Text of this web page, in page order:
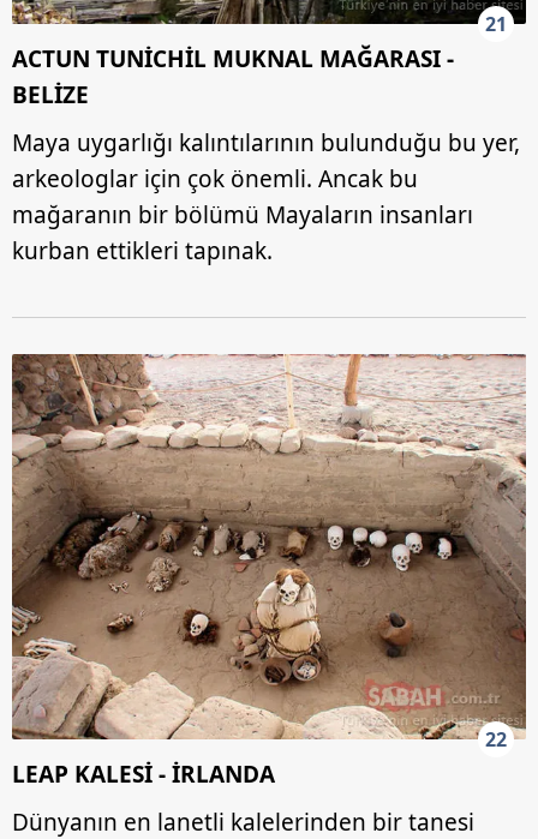
21
ACTUN TUNİCHİL MUKNAL MAĞARASI -
BELİZE
Maya uygarlığı kalıntılarının bulunduğu bu yer,
arkeologlar için çok önemli. Ancak bu
mağaranın bir bölümü Mayaların insanları
kurban ettikleri tapınak.
22
LEAP KALESİ - İRLANDA
Dünyanın en lanetli kalelerinden bir tanesi